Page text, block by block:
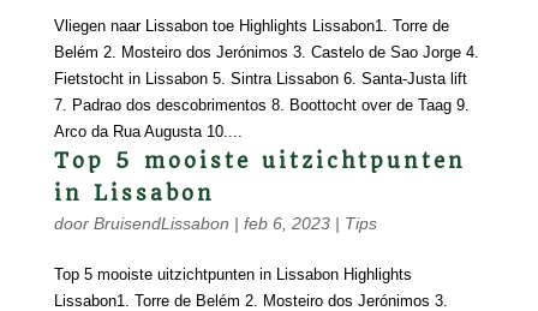
Vliegen naar Lissabon toe Highlights Lissabon1. Torre de
Belém 2. Mosteiro dos Jerónimos 3. Castelo de Sao Jorge 4.
Fietstocht in Lissabon 5. Sintra Lissabon 6. Santa-Justa lift
7. Padrao dos descobrimentos 8. Boottocht over de Taag 9.
Arco da Rua Augusta 10....
Top 5 mooiste uitzichtpunten
in Lissabon
door BruisendLissabon | feb 6, 2023| Tips
Top 5 mooiste uitzichtpunten in Lissabon Highlights
Lissabon1. Torre de Belém 2. Mosteiro dos Jerónimos 3.